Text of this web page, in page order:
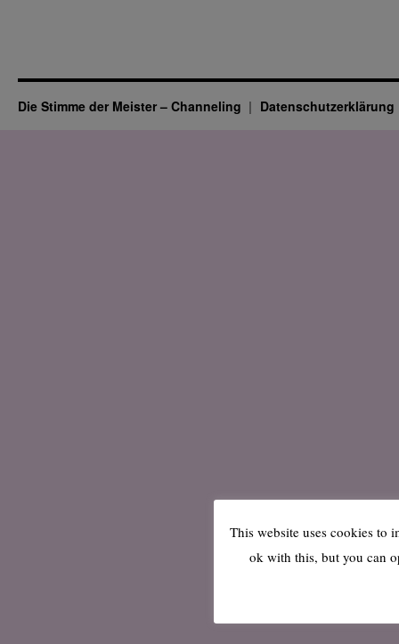
Die Stimme der Meister – Channeling Datenschutz­erklärung
This website uses cookies to
ok with this, but you can